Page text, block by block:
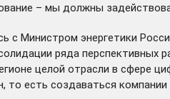
– мы должны
с Министром энергетики
ряда
целой отрасли в сфере
есть создаваться